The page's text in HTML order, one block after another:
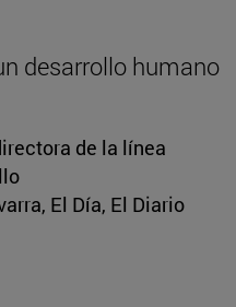
desarrollo humano
de la línea
El Día, El Diario